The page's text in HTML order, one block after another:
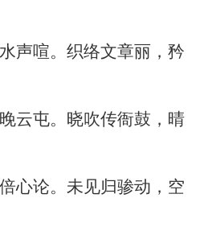
声喧。织络文章丽，矜
云屯。晓吹传衙鼓，晴
心论。未见归骖动，空